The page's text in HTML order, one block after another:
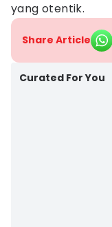
yang otentik.
Share Article
Curated For You